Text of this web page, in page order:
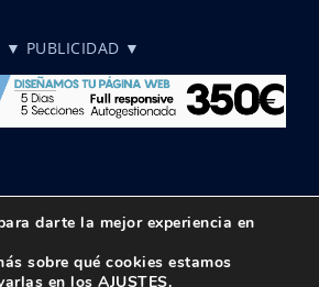
▼ PUBLICIDAD ▼
UPTA | Todos los derechos reservados
de privacidad|Aviso Legal
darte la mejor experiencia en
sobre qué cookies estamos
en los AJUSTES.